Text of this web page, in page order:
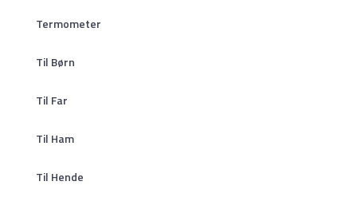
Termometer
Til Børn
Til Far
Til Ham
Til Hende